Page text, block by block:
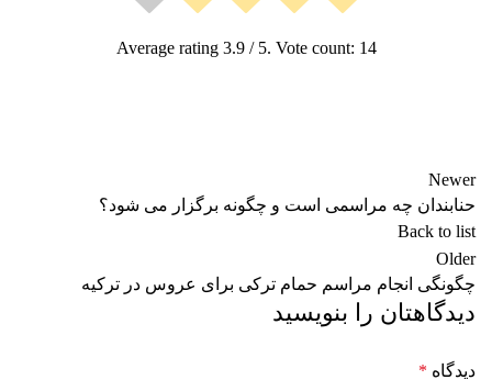
Average rating 3.9/ 5. Vote count: 14
Newer
حنابندان چه مراسمی است و چگونه برگزار می شود؟
Back to list
Older
چگونگی انجام مراسم حمام ترکی برای عروس در ترکیه
دیدگاهتان را بنویسید
دیدگاه *